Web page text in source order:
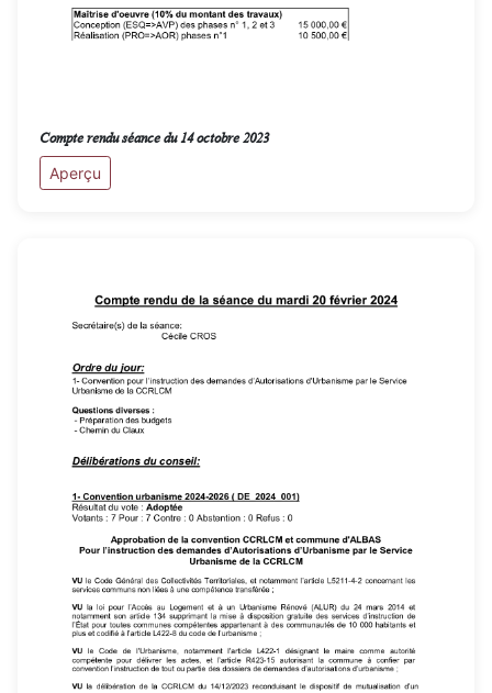
Compte rendu séance du 14 octobre 2023
Aperçu